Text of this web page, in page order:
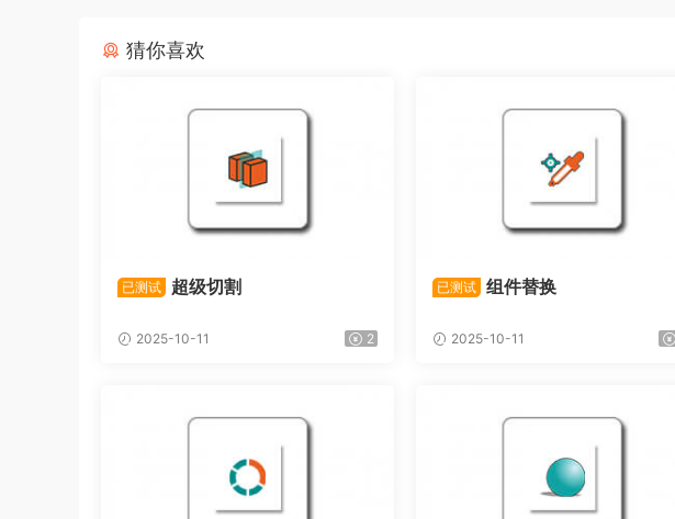
猜你喜欢
已测试 超级切割
2025-10-11 2
已测试 组件替换
2025-10-11